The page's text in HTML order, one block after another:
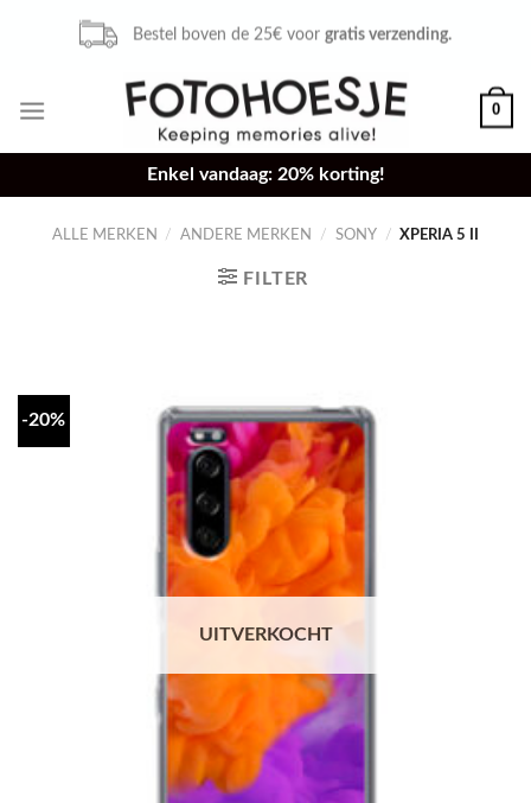
Bestel voor 16u, zelfde dag verzonden.
0
Enkel vandaag: 20% korting!
ALLE MERKEN / ANDERE MERKEN / SONY / XPERIA 5 II
FILTER
-20%
UITVERKOCHT